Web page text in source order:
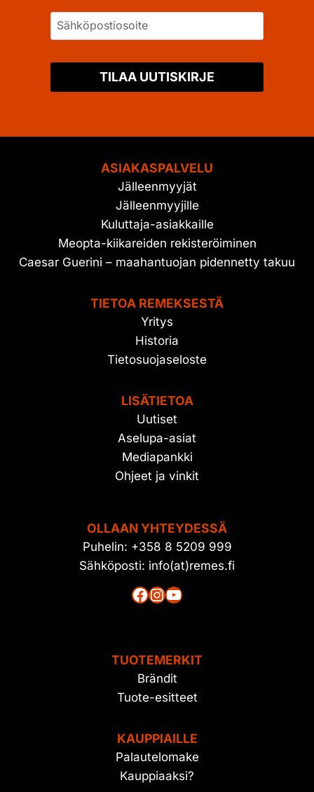
TILAA UUTISKIRJE
ASIAKASPALVELU
Jälleenmyyjät
Jälleenmyyjille
Kuluttaja-asiakkaille
Meopta-kiikareiden rekisteröiminen
Caesar Guerini – maahantuojan pidennetty takuu
TIETOA REMEKSESTÄ
Yritys
Historia
Tietosuojaseloste
LISÄTIETOA
Uutiset
Aselupa-asiat
Mediapankki
Ohjeet ja vinkit
OLLAAN YHTEYDESSÄ
Puhelin: +358 8 5209 999
Sähköposti: info(at)remes.fi
Facebook
Instagram
YouTube
TUOTEMERKIT
Brändit
Tuote-esitteet
KAUPPIAILLE
Palautelomake
Kauppiaaksi?